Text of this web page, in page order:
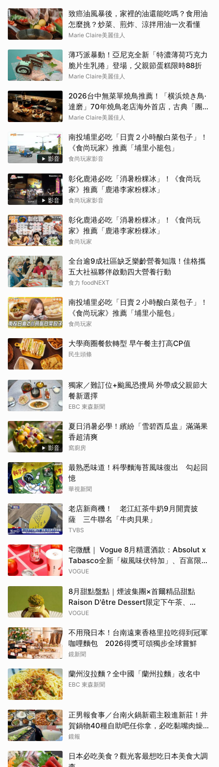
致癌油風暴後，家裡的油還能吃嗎？食用油
怎麼挑？炒菜、煎炸、涼拌用油一次看懂
Marie Claire美麗佳人
薄巧派暴動！亞尼克全新「特濃薄荷巧克力
脆片生乳捲」登場，父親節蛋糕限時88折
Marie Claire美麗佳人
2026台中無菜單燒鳥推薦！「横浜焼き鳥·
達磨」70年燒鳥老店海外首店，古典「團扇
控火」技法成就銷魂美味
Marie Claire美麗佳人
影音
南投埔里必吃「日賣２小時酸白菜包子」！
《食尚玩家》推薦「埔里小籠包」
食尚玩家影音
影音
彰化鹿港必吃「消暑粉粿冰」！《食尚玩
家》推薦「鹿港李家粉粿冰」
食尚玩家影音
彰化鹿港必吃「消暑粉粿冰」！《食尚玩
家》推薦「鹿港李家粉粿冰」
食尚玩家
全台逾9成社區缺乏樂齡營養知識！佳格攜
五大社福夥伴啟動四大營養行動
食力 foodNEXT
南投埔里必吃「日賣２小時酸白菜包子」！
《食尚玩家》推薦「埔里小籠包」
食尚玩家
大學商圈餐飲轉型 早午餐主打高CP值
民生頭條
獨家／難訂位+颱風恐攪局 外帶成父親節大
餐新選擇
EBC 東森新聞
影音
夏日消暑必學！繽紛「雪碧西瓜盅」滿滿果
香超清爽
窩廚房
最熟悉味道！科學麵海苔風味復出 勾起回
憶
華視新聞
老店新商機！ 老江紅茶牛奶9月開賣披
薩 三牛聯名「牛肉貝果」
TVBS
宅微醺｜ Vogue 8月精選酒款：Absolut x
Tabasco全新「椒風味伏特加」、百富限定
「花時心藝限量禮盒」、WAT x 萬波「紅蘋
VOGUE
8月甜點盤點｜煙波集團×首爾精品甜點
Raison D'être Dessert限定下午茶、
Gelato pique cafe辻利茶舗聯名可麗餅、
VOGUE
不用飛日本！台南遠東香格里拉吃得到冠軍
咖哩麵包 2026得獎可頌獨步全球嘗鮮
鏡新聞
蘭州沒拉麵？全中國「蘭州拉麵」改名中
EBC 東森新聞
正男報食事／台南火鍋新霸主殺進新莊！井
賀鍋物40種自助吧任你拿，必吃黏嘴肉燥
飯、現做棉花糖
鏡報
日本必吃美食？觀光客最想吃日本美食大調